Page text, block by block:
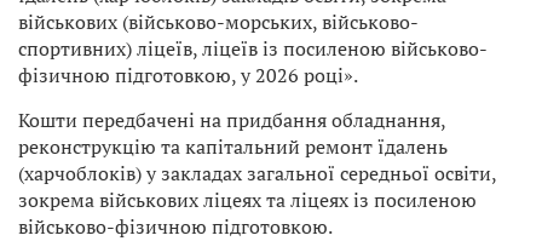
військових (військово-морських, військово-
спортивних) ліцеїв, ліцеїв із посиленою військово-
фізичною підготовкою, у 2026 році».
Кошти передбачені на придбання обладнання,
реконструкцію та капітальний ремонт їдалень
(харчоблоків) у закладах загальної середньої освіти,
зокрема військових ліцеях та ліцеях із посиленою
військово-фізичною підготовкою.